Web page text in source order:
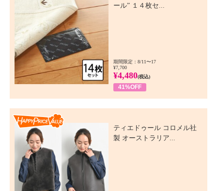
ール” １４枚セ...
期間限定：8/11〜17
¥7,700
¥4,480(税込)
41%OFF
ティエドゥール コロメル社
製 オーストラリア...